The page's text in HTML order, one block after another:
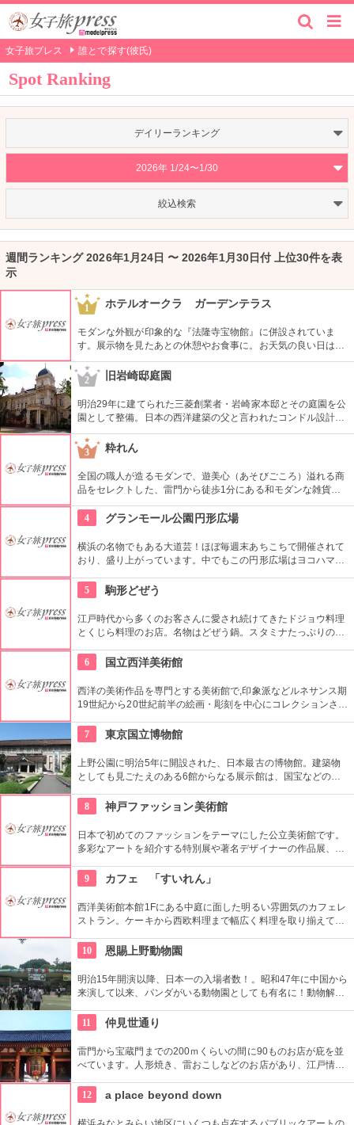
女子旅プレス 誰とで探す(彼氏)
Spot Ranking
デイリーランキング
2026年 1/24〜1/30
絞込検索
週間ランキング 2026年1月24日 〜 2026年1月30日付 上位30件を表
示
1 ホテルオークラ ガーデンテラス
モダンな外観が印象的な『法隆寺宝物館』に併設されていま
す。展示物を見たあとの休憩やお食事に。お天気の良い日はテ
ラス席に座ることもできます。特別展に合わせて限定メニュー
が出ることもありますので、何度も訪れたいですね。
2 旧岩崎邸庭園
明治29年に建てられた三菱創業者・岩崎家本邸とその庭園を公
園として整備。日本の西洋建築の父と言われたコンドル設計の
洋館や撞球室は本格的な西洋木造建築で見応えたっぷり。重要
文化財にもなっている。
3 粋れん
全国の職人が造るモダンで、遊美心（あそびごころ）溢れる商
品をセレクトした、雷門から徒歩1分にある和モダンな雑貨
屋。都内でも、このお店しか置いていない商品が半数以上を占
めるので、粋な雑貨を探すのが楽しくなりそう。
4 グランモール公園円形広場
横浜の名物でもある大道芸！ほぼ毎週末あちこちで開催されて
おり、盛り上がっています。中でもこの円形広場はヨコハマ大
労される、驚きの芸に子供も大人も釘付けです！
5 駒形どぜう
江戸時代から多くのお客さんに愛され続けてきたドジョウ料理
とくじら料理のお店。名物はどぜう鍋。スタミナたっぷりのど
く美味しく頂ける上に健康と美容にも良い。
6 国立西洋美術館
西洋の美術作品を専門とする美術館で,印象派などルネサンス期
19世紀から20世紀前半の絵画・彫刻を中心にコレクションされ
家）たちの作品を見ることができる美術館としは日本有数。ロ
ダンの「考える人」はこちらで見れる。設計はル・コルビジェ
が手掛け、建築・インテリア好きにもおすすめ。
7 東京国立博物館
上野公園に明治5年に開設された、日本最古の博物館。建築物
としても見ごたえのある6館からなる展示館は、国宝などの歴
す。オリジナルグッズを販売するミュージアムショップや食事
もできるカフェなども併設されています。
8 神戸ファッション美術館
日本で初めてのファッションをテーマにした公立美術館です。
多彩なアートを紹介する特別展や著名デザイナーの作品展、ラ
な方、ファッション業界の方、ファッションを学ぶ方、必見で
す。
9 カフェ 「すいれん」
西洋美術館本館1Fにある中庭に面した明るい雰囲気のカフェレ
ストラン。ケーキから西欧料理まで幅広く料理を取り揃えてい
ご用意！
10 恩賜上野動物園
明治15年開演以降、日本一の入場者数！。昭和47年に中国から
来演して以来、パンダがいる動物園としても有名に！動物解説
11
仲見世通り
雷門から宝蔵門までの200ｍくらいの間に90ものお店が庇を並
べています。人形焼き、雷おこしなどのお店があり、江戸情緒
12
a place beyond down